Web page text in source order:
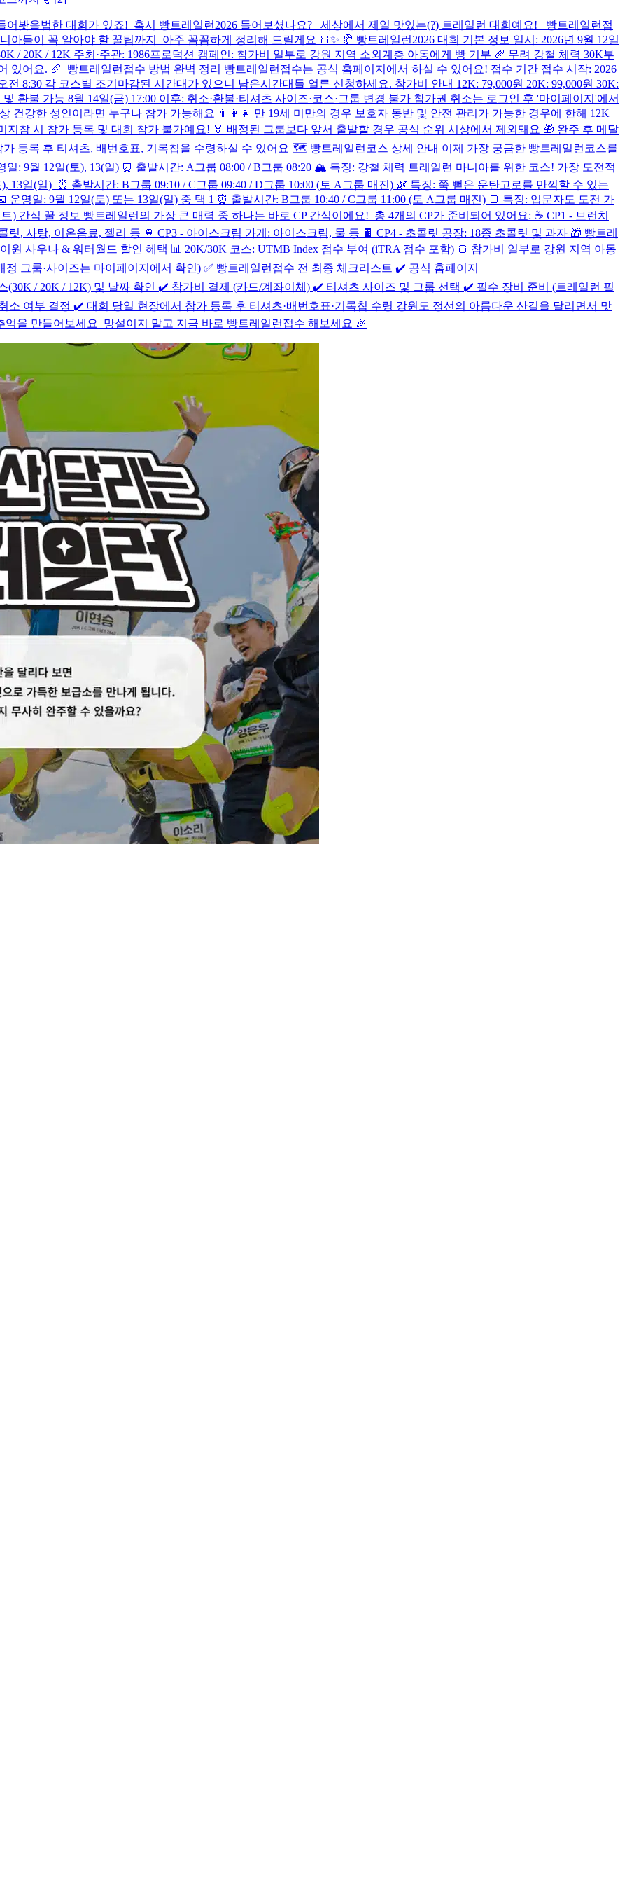
봣을법한 대회가 있죠! 혹시 빵트레일런2026 들어보셨나요? 세상에서 제일 맛있는(?) 트레일런 대회예요! 빵트레일런접
들이 꼭 알아야 할 꿀팁까지 아주 꼼꼼하게 정리해 드릴게요 🍞✨ 🥐 빵트레일런2026 대회 기본 정보 일시: 2026년 9월 12일
/ 20K / 12K 주최·주관: 1986프로덕션 캠페인: 참가비 일부로 강원 지역 소외계층 아동에게 빵 기부 🥖 무려 강철 체력 30K부
있어요. 🥖 빵트레일런접수 방법 완벽 정리 빵트레일런접수는 공식 홈페이지에서 하실 수 있어요! 접수 기간 접수 시작: 2026
전 8:30 각 코스별 조기마감된 시간대가 있으니 남은시간대들 얼른 신청하세요. 참가비 안내 12K: 79,000원 20K: 99,000원 30K:
환불 가능 8월 14일(금) 17:00 이후: 취소·환불·티셔츠 사이즈·코스·그룹 변경 불가 참가권 취소는 로그인 후 '마이페이지'에서
건강한 성인이라면 누구나 참가 가능해요 👨‍👩‍👧 만 19세 미만의 경우 보호자 동반 및 안전 관리가 가능한 경우에 한해 12K
참 시 참가 등록 및 대회 참가 불가예요! 🏅 배정된 그룹보다 앞서 출발할 경우 공식 순위 시상에서 제외돼요 🎁 완주 후 메달
등록 후 티셔츠, 배번호표, 기록칩을 수령하실 수 있어요 🗺️ 빵트레일런코스 상세 안내 이제 가장 궁금한 빵트레일런코스를
: 9월 12일(토), 13(일) ⏰ 출발시간: A그룹 08:00 / B그룹 08:20 🏔 특징: 강철 체력 트레일런 마니아를 위한 코스! 가장 도전적
13일(일) ⏰ 출발시간: B그룹 09:10 / C그룹 09:40 / D그룹 10:00 (토 A그룹 매진) 🌿 특징: 쭉 뻗은 운탄고로를 만끽할 수 있는
운영일: 9월 12일(토) 또는 13일(일) 중 택 1 ⏰ 출발시간: B그룹 10:40 / C그룹 11:00 (토 A그룹 매진) 🍞 특징: 입문자도 도전 가
) 간식 꿀 정보 빵트레일런의 가장 큰 매력 중 하나는 바로 CP 간식이에요! 총 4개의 CP가 준비되어 있어요: ☕ CP1 - 브런치
, 사탕, 이온음료, 젤리 등 🍦 CP3 - 아이스크림 가게: 아이스크림, 물 등 🍫 CP4 - 초콜릿 공장: 18종 초콜릿 및 과자 🎁 빵트레
원 사우나 & 워터월드 할인 혜택 📊 20K/30K 코스: UTMB Index 점수 부여 (iTRA 점수 포함) 🍞 참가비 일부로 강원 지역 아동
그룹·사이즈는 마이페이지에서 확인) ✅ 빵트레일런접수 전 최종 체크리스트 ✔️ 공식 홈페이지
(30K / 20K / 12K) 및 날짜 확인 ✔️ 참가비 결제 (카드/계좌이체) ✔️ 티셔츠 사이즈 및 그룹 선택 ✔️ 필수 장비 준비 (트레일런 필
여부 결정 ✔️ 대회 당일 현장에서 참가 등록 후 티셔츠·배번호표·기록칩 수령 강원도 정선의 아름다운 산길을 달리면서 맛
을 만들어보세요 망설이지 말고 지금 바로 빵트레일런접수 해보세요 🎉